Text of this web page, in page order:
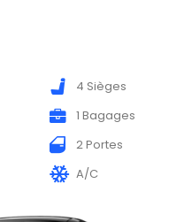
4 Sièges
1 Bagages
2 Portes
A/C